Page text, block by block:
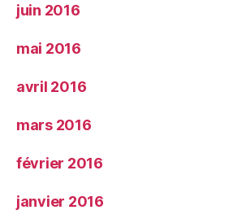
juin 2016
mai 2016
avril 2016
mars 2016
février 2016
janvier 2016